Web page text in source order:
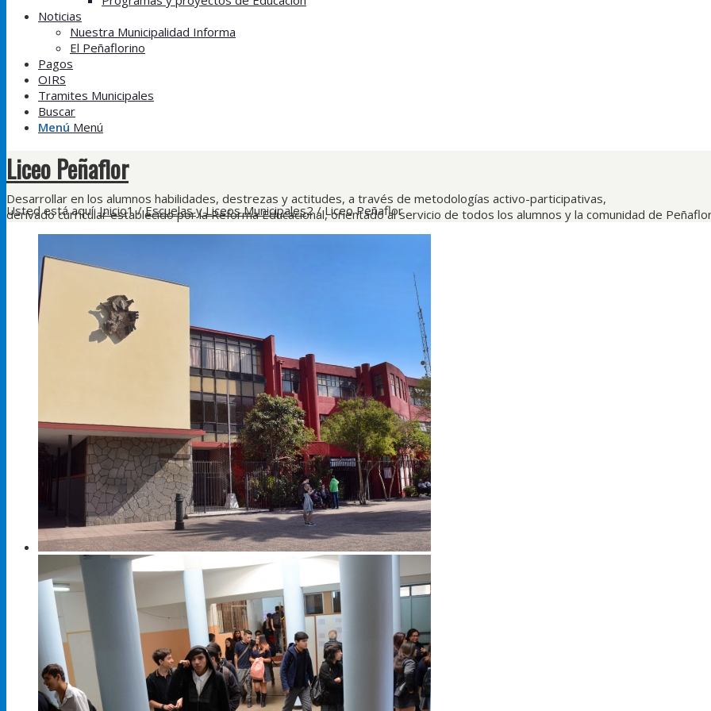
Noticias
Nuestra Municipalidad Informa
El Peñaflorino
Pagos
OIRS
Tramites Municipales
Buscar
Menú Menú
Liceo Peñaflor
Usted está aquí: Inicio1 / Escuelas y Liceos Municipales2 / Liceo Peñaflor
Desarrollar en los alumnos habilidades, destrezas y actitudes, a través de metodologías activo-participativas,
derivado curricular establecido por la Reforma Educacional, orientado al servicio de todos los alumnos y la comunidad de